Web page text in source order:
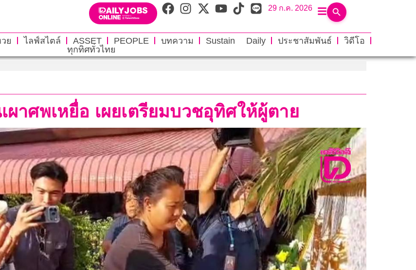
29 ก.ค. 2026
ย ไลฟ์สไตล์ ASSET PEOPLE บทความ Sustain Daily ประชาสัมพันธ์
วิดีโอ
ทุกทิศทั่วไทย
ผาศพเหยื่อ เผยเตรียมบวชอุทิศให้ผู้ตาย